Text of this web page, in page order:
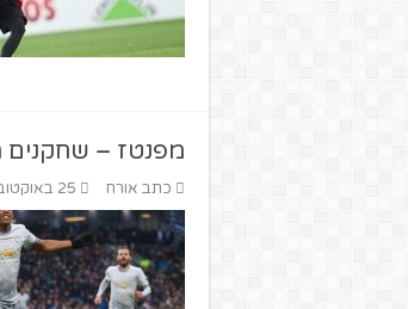
מפנטז – שחקנים
כתב אורח 25 באוקטובר 2018